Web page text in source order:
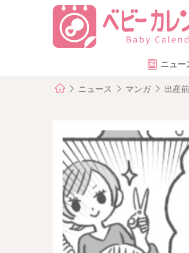
ニュー
ニュース マンガ 出産